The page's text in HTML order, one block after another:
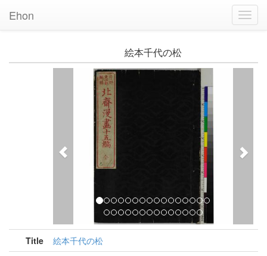
Ehon
絵本千代の松
Previous
Title
絵本千代の松